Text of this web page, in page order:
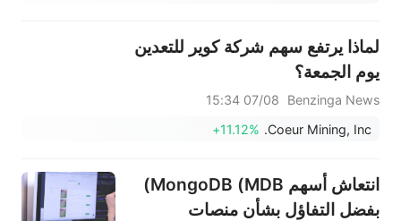
لماذا يرتفع سهم شركة كوير للتعدين
يوم الجمعة؟
Benzinga News
07/08 15:34
Coeur Mining, Inc.
+11.12%
انتعاش أسهم MongoDB (MDB)
بفضل التفاؤل بشأن منصات